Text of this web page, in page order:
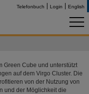
Telefonbuch Login English
Green Cube und unterstützt
auf dem Virgo Cluster. Die
von der Nutzung von
und der Möglichkeit die